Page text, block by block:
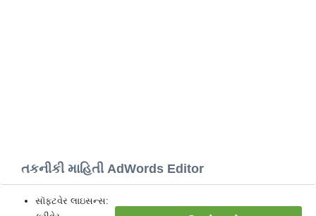
તકનીકી માહિતી AdWords Editor
સૉફ્ટવેર લાઇસન્સ: